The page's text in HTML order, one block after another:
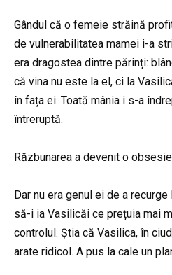
Gândul că o femeie străină
de vulnerabilitatea mamei i-a
era dragostea dintre părinți:
că vina nu este la el, ci la
în fața ei. Toată mânia i s-a
întreruptă.
Răzbunarea a devenit o
Dar nu era genul ei de a
să-i ia Vasilicăi ce prețuia mai
controlul. Știa că Vasilica, în
arate ridicol. A pus la cale un